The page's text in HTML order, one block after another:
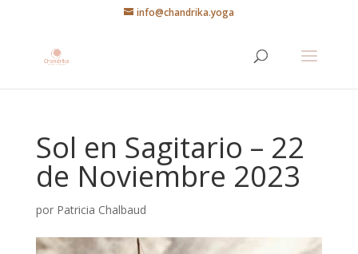
info@chandrika.yoga
Sol en Sagitario – 22
de Noviembre 2023
por Patricia Chalbaud